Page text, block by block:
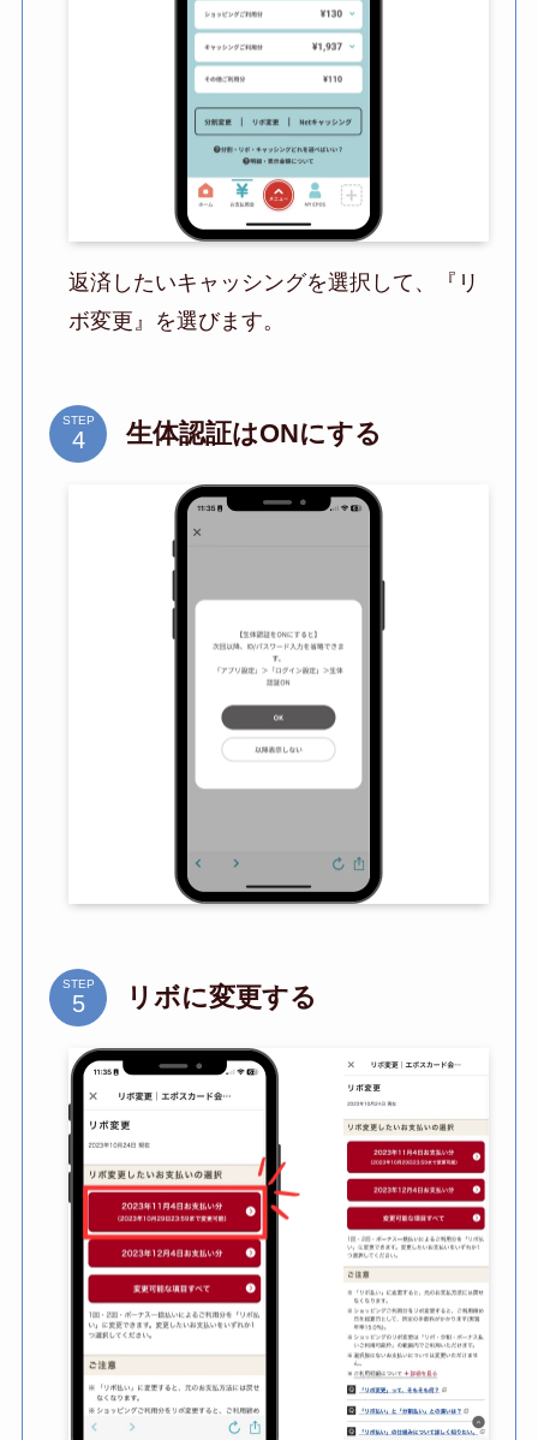
返済したいキャッシングを選択して、『リ
ボ変更』を選びます。
STEP 生体認証はONにする
STEP リボに変更する